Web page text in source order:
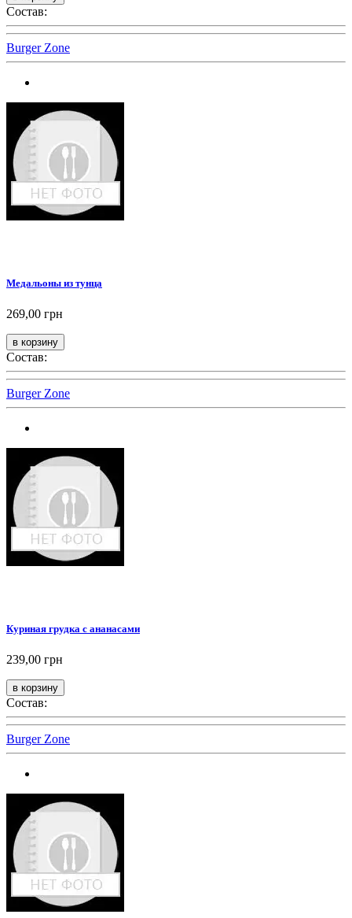
Состав:
Burger Zone
Медальоны из тунца
269,00 грн
Состав:
Burger Zone
Куриная грудка с ананасами
239,00 грн
Состав:
Burger Zone